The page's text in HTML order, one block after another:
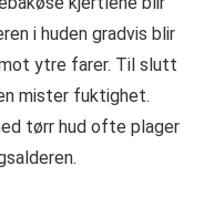
i huden gradvis blir
ytre farer. Til slutt
mister fuktighet.
tørr hud ofte plager